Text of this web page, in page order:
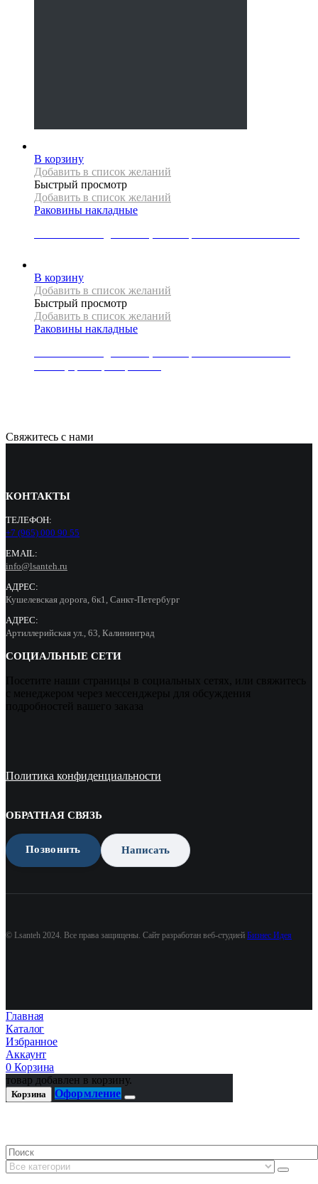
В корзину
Добавить в список желаний
Быстрый просмотр
Добавить в список желаний
Раковины накладные
В корзину
Добавить в список желаний
Быстрый просмотр
Добавить в список желаний
Раковины накладные
Свяжитесь с нами
КОНТАКТЫ
ТЕЛЕФОН:
+7 (965) 000 90 55
EMAIL:
info@lsanteh.ru
АДРЕС:
Кушелевская дорога, 6к1, Санкт-Петербург
АДРЕС:
Артиллерийская ул., 63, Калининград
СОЦИАЛЬНЫЕ СЕТИ
Посетите наши страницы в социальных сетях, или свяжитесь
с менеджером через мессенджеры для обсуждения
подробностей вашего заказа
Политика конфиденциальности
ОБРАТНАЯ СВЯЗЬ
Позвонить Написать
© Lsanteh 2024. Все права защищены. Сайт разработан веб-студией Бизнес Идея
Главная
Каталог
Избранное
Аккаунт
0 Корзина
товар добавлен в корзину.
Корзина Оформление